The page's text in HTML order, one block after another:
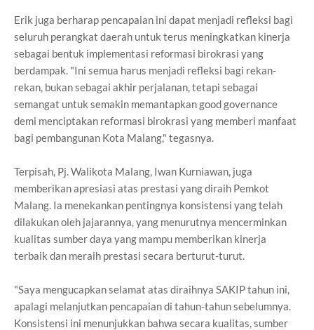
Erik juga berharap pencapaian ini dapat menjadi refleksi bagi
seluruh perangkat daerah untuk terus meningkatkan kinerja
sebagai bentuk implementasi reformasi birokrasi yang
berdampak. "Ini semua harus menjadi refleksi bagi rekan-
rekan, bukan sebagai akhir perjalanan, tetapi sebagai
semangat untuk semakin memantapkan good governance
demi menciptakan reformasi birokrasi yang memberi manfaat
bagi pembangunan Kota Malang," tegasnya.
Terpisah, Pj. Walikota Malang, Iwan Kurniawan, juga
memberikan apresiasi atas prestasi yang diraih Pemkot
Malang. Ia menekankan pentingnya konsistensi yang telah
dilakukan oleh jajarannya, yang menurutnya mencerminkan
kualitas sumber daya yang mampu memberikan kinerja
terbaik dan meraih prestasi secara berturut-turut.
"Saya mengucapkan selamat atas diraihnya SAKIP tahun ini,
apalagi melanjutkan pencapaian di tahun-tahun sebelumnya.
Konsistensi ini menunjukkan bahwa secara kualitas, sumber